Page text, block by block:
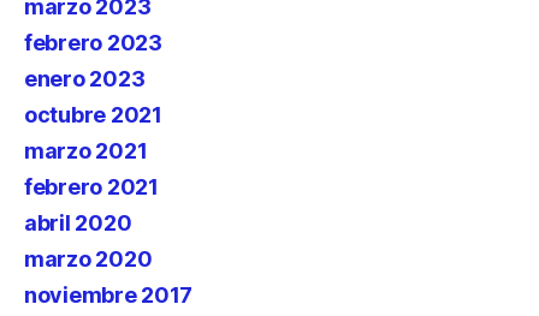
marzo 2023
febrero 2023
enero 2023
octubre 2021
marzo 2021
febrero 2021
abril 2020
marzo 2020
noviembre 2017